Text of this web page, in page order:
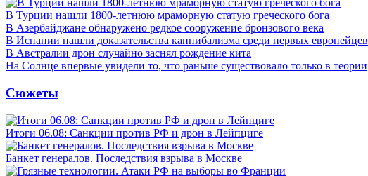
В Турции нашли 1800-летнюю мраморную статую греческого бога
В Азербайджане обнаружено редкое сооружение бронзового века
В Испании нашли доказательства каннибализма среди первых европейцев
В Австралии дрон случайно заснял рождение кита
На Солнце впервые увидели то, что раньше существовало только в теории
Сюжеты
Итоги 06.08: Санкции против РФ и дрон в Лейпциге
Банкет генералов. Последствия взрыва в Москве